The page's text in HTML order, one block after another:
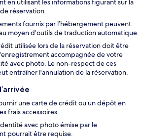
en utilisant les informations figurant sur la
réservation.
fournis par l’hébergement peuvent
moyen d’outils de traduction automatique.
utilisée lors de la réservation doit être
accompagnée de votre
avec photo. Le non-respect de ces
entraîner l'annulation de la réservation.
une carte de crédit ou un dépôt en
frais accessoires.
avec photo émise par le
pourrait être requise.